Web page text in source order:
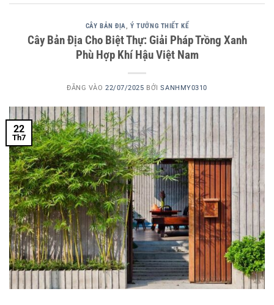
CÂY BẢN ĐỊA,Ý TƯỞNG THIẾT KẾ
Cây Bản Địa Cho Biệt Thự: Giải Pháp Trồng Xanh
Phù Hợp Khí Hậu Việt Nam
ĐĂNG VÀO 22/07/2025 BỞISANHMY0310
22
Th7